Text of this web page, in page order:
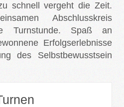
schnell vergeht die Zeit.
Abschlusskreis
Turnstunde. Spaß an
Erfolgserlebnisse
des Selbstbewusstsein